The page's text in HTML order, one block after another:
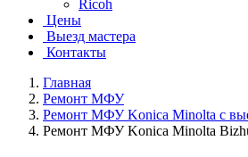
Ricoh
Цены
Выезд мастера
Контакты
Главная
Ремонт МФУ
Ремонт МФУ Konica Minolta с
Ремонт МФУ Konica Minolta